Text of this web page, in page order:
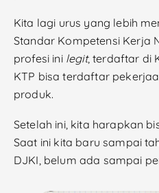
Kita lagi urus yang lebih
Standar Kompetensi Kerja
profesi ini legit, terdaftar di
KTP bisa terdaftar
produk.
Setelah ini, kita harapkan
Saat ini kita baru sampai
DJKI, belum ada sampai